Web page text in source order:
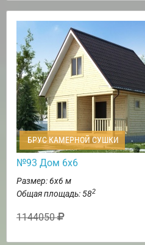
БРУС КАМЕРНОЙ СУШКИ
№93 Дом 6х6
Размер: 6х6 м
Общая площадь: 582
1144050